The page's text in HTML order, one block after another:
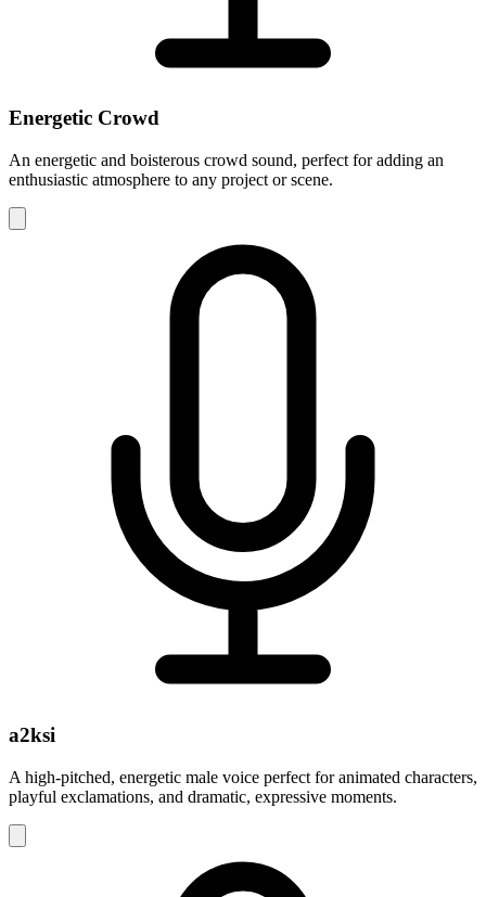
Energetic Crowd
An energetic and boisterous crowd sound, perfect for adding an
enthusiastic atmosphere to any project or scene.
a2ksi
A high-pitched, energetic male voice perfect for animated characters,
playful exclamations, and dramatic, expressive moments.